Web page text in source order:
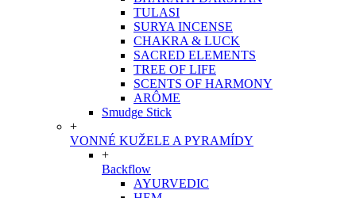
TULASI
SURYA INCENSE
CHAKRA & LUCK
SACRED ELEMENTS
TREE OF LIFE
SCENTS OF HARMONY
ARÔME
Smudge Stick
+
VONNÉ KUŽELE A PYRAMÍDY
+
Backflow
AYURVEDIC